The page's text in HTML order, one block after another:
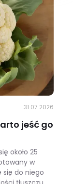
31.07.2026
jeść go
około 25
w
się do niego